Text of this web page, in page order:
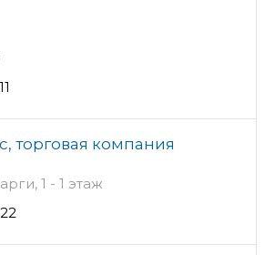
торговая компания
1 - 1 этаж